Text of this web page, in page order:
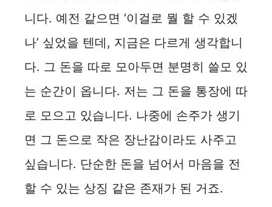
니다. 예전 같으면 ‘이걸로 뭘 할 수 있겠
나’ 싶었을 텐데, 지금은 다르게 생각합니
다. 그 돈을 따로 모아두면 분명히 쓸모 있
는 순간이 옵니다. 저는 그 돈을 통장에 따
로 모으고 있습니다. 나중에 손주가 생기
면 그 돈으로 작은 장난감이라도 사주고
싶습니다. 단순한 돈을 넘어서 마음을 전
할 수 있는 상징 같은 존재가 된 거죠.